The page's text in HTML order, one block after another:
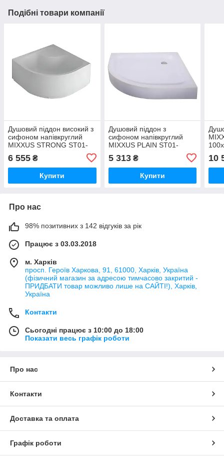
Подібні товари компанії
Душовий піддон високий з
сифоном напівкруглий
MIXXUS STRONG ST01-
52 мм (MI8160)
6 555 ₴
Купити
Душовий піддон з
сифоном напівкруглий
MIXXUS PLAIN ST01-
90x90x13 діаметр зливу
52 мм (MI6916)
5 313₴
Купити
10
Про нас
98% позитивних з 142 відгуків за рік
Працює з 03.03.2018
м. Харків
просп. Героїв Харкова, 91, 61000, Харків, Україна
(фізичний магазин за адресою тимчасово закритий -
ПРИДБАТИ товар можливо лише на САЙТІ!), Харків,
Україна
Контакти
Сьогодні працює з 10:00 до 18:00
Показати весь графік роботи
Про нас
Контакти
Доставка та оплата
Графік роботи